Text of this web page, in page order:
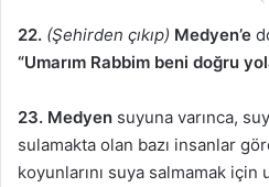
22. (Şehirden çıkıp) Medyen’e
“Umarım Rabbim beni doğru
23. Medyen suyuna varınca,
sulamakta olan bazı insanlar
koyunlarını suya salmamak için